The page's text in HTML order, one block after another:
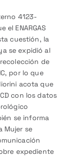
4123-
ENARGAS
cuestión, la
se expidió al
de
por lo que
acota que
con los datos
se informa
Mujer se
expediente